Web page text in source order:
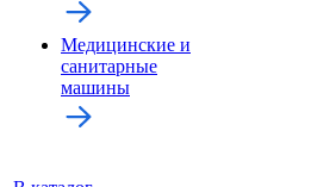
Медицинские и
санитарные
машины